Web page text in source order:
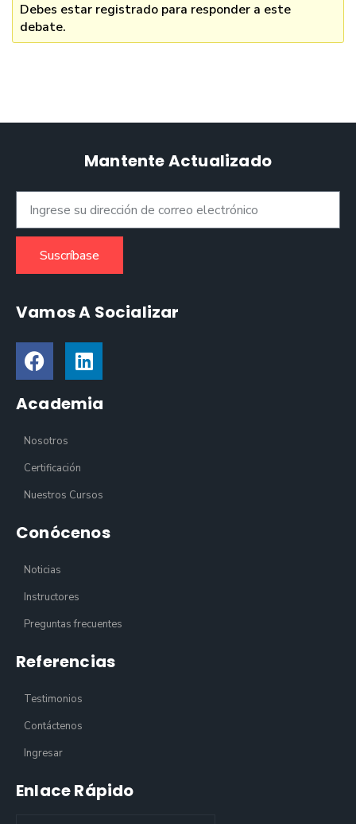
Debes estar registrado para responder a este
debate.
Mantente Actualizado
Suscríbase
Vamos A Socializar
Academia
Nosotros
Certificación
Nuestros Cursos
Conócenos
Noticias
Instructores
Preguntas frecuentes
Referencias
Testimonios
Contáctenos
Ingresar
Enlace Rápido